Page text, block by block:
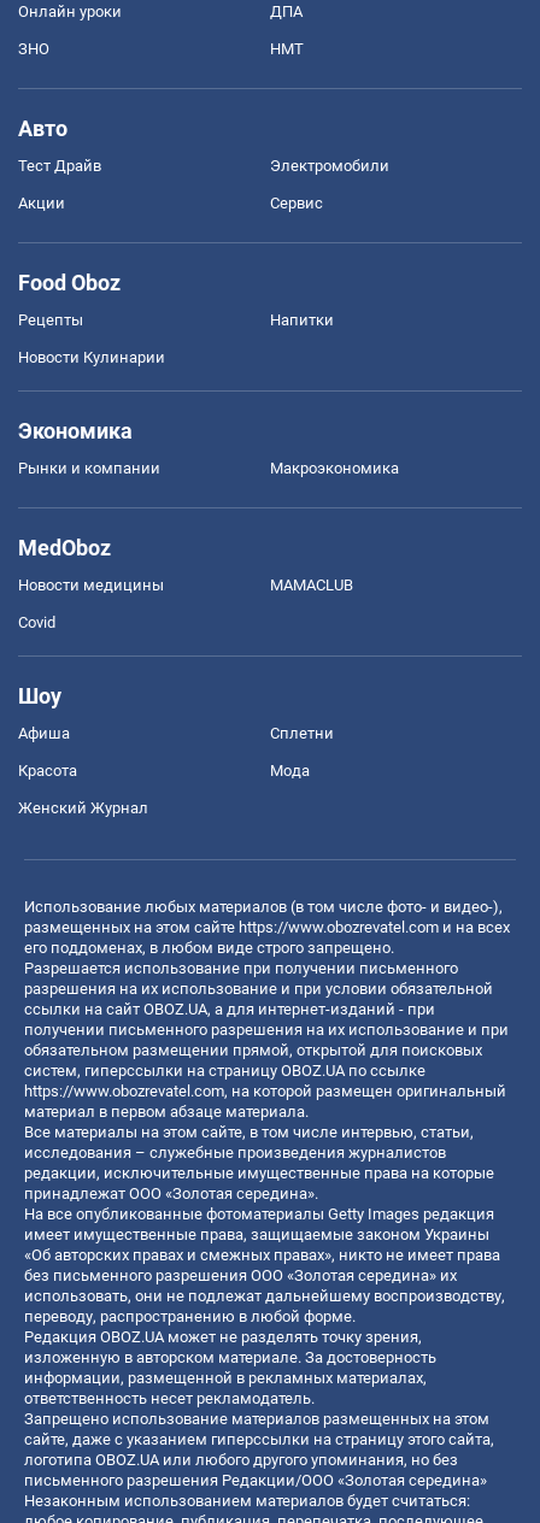
Онлайн уроки ДПА
ЗНО НМТ
Авто
Тест Драйв Электромобили
Акции Сервис
Food Oboz
Рецепты Напитки
Новости Кулинарии
Экономика
Рынки и компании Mакроэкономика
MedOboz
Новости медицины MAMACLUB
Covid
Шоу
Афиша Сплетни
Красота Мода
Женский Журнал
Использование любых материалов (в том числе фото- и видео-),
размещенных на этом сайте https://www.obozrevatel.com и на всех
его поддоменах, в любом виде строго запрещено.
Разрешается использование при получении письменного
разрешения на их использование и при условии обязательной
ссылки на сайт OBOZ.UA, а для интернет-изданий - при
получении письменного разрешения на их использование и при
обязательном размещении прямой, открытой для поисковых
систем, гиперссылки на страницу OBOZ.UA по ссылке
https://www.obozrevatel.com, на которой размещен оригинальный
материал в первом абзаце материала.
Все материалы на этом сайте, в том числе интервью, статьи,
исследования – служебные произведения журналистов
редакции, исключительные имущественные права на которые
принадлежат ООО «Золотая середина».
На все опубликованные фотоматериалы Getty Images редакция
имеет имущественные права, защищаемые законом Украины
«Об авторских правах и смежных правах», никто не имеет права
без письменного разрешения ООО «Золотая середина» их
использовать, они не подлежат дальнейшему воспроизводству,
переводу, распространению в любой форме.
Редакция OBOZ.UA может не разделять точку зрения,
изложенную в авторском материале. За достоверность
информации, размещенной в рекламных материалах,
ответственность несет рекламодатель.
Запрещено использование материалов размещенных на этом
сайте, даже с указанием гиперссылки на страницу этого сайта,
логотипа OBOZ.UA или любого другого упоминания, но без
письменного разрешения Редакции/ООО «Золотая середина»
Незаконным использованием материалов будет считаться: